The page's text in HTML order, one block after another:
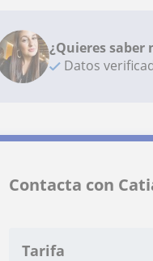
¿Quieres saber
Datos
Contacta con
Tarifa